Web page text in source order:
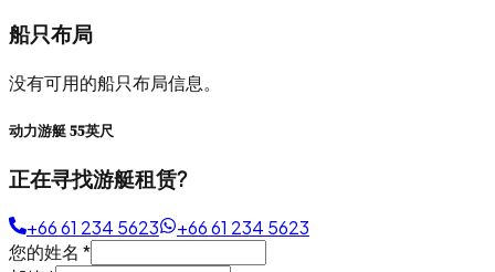
船只布局
没有可用的船只布局信息。
动力游艇 55英尺
正在寻找游艇租赁?
+66 61 234 5623
+66 61 234 5623
您的姓名 *